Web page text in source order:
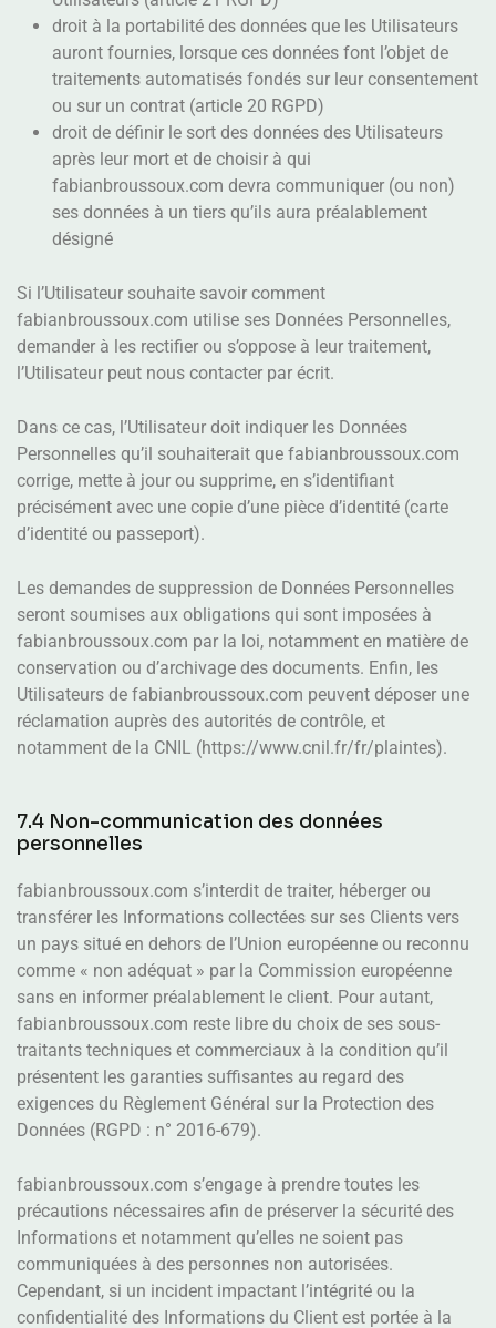
droit à la portabilité des données que les Utilisateurs
auront fournies, lorsque ces données font l’objet de
traitements automatisés fondés sur leur consentement
ou sur un contrat (article 20 RGPD)
droit de définir le sort des données des Utilisateurs
après leur mort et de choisir à qui
fabianbroussoux.com devra communiquer (ou non)
ses données à un tiers qu’ils aura préalablement
désigné
Si l’Utilisateur souhaite savoir comment
fabianbroussoux.com utilise ses Données Personnelles,
demander à les rectifier ou s’oppose à leur traitement,
l’Utilisateur peut nous contacter par écrit.
Dans ce cas, l’Utilisateur doit indiquer les Données
Personnelles qu’il souhaiterait que fabianbroussoux.com
corrige, mette à jour ou supprime, en s’identifiant
précisément avec une copie d’une pièce d’identité (carte
d’identité ou passeport).
Les demandes de suppression de Données Personnelles
seront soumises aux obligations qui sont imposées à
fabianbroussoux.com par la loi, notamment en matière de
conservation ou d’archivage des documents. Enfin, les
Utilisateurs de fabianbroussoux.com peuvent déposer une
réclamation auprès des autorités de contrôle, et
notamment de la CNIL (https://www.cnil.fr/fr/plaintes).
7.4 Non-communication des données
personnelles
fabianbroussoux.com s’interdit de traiter, héberger ou
transférer les Informations collectées sur ses Clients vers
un pays situé en dehors de l’Union européenne ou reconnu
comme « non adéquat » par la Commission européenne
sans en informer préalablement le client. Pour autant,
fabianbroussoux.com reste libre du choix de ses sous-
traitants techniques et commerciaux à la condition qu’il
présentent les garanties suffisantes au regard des
exigences du Règlement Général sur la Protection des
Données (RGPD : n° 2016-679).
fabianbroussoux.com s’engage à prendre toutes les
précautions nécessaires afin de préserver la sécurité des
Informations et notamment qu’elles ne soient pas
communiquées à des personnes non autorisées.
Cependant, si un incident impactant l’intégrité ou la
confidentialité des Informations du Client est portée à la